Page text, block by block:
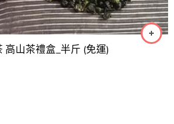
高山茶禮盒_半斤 (免運)